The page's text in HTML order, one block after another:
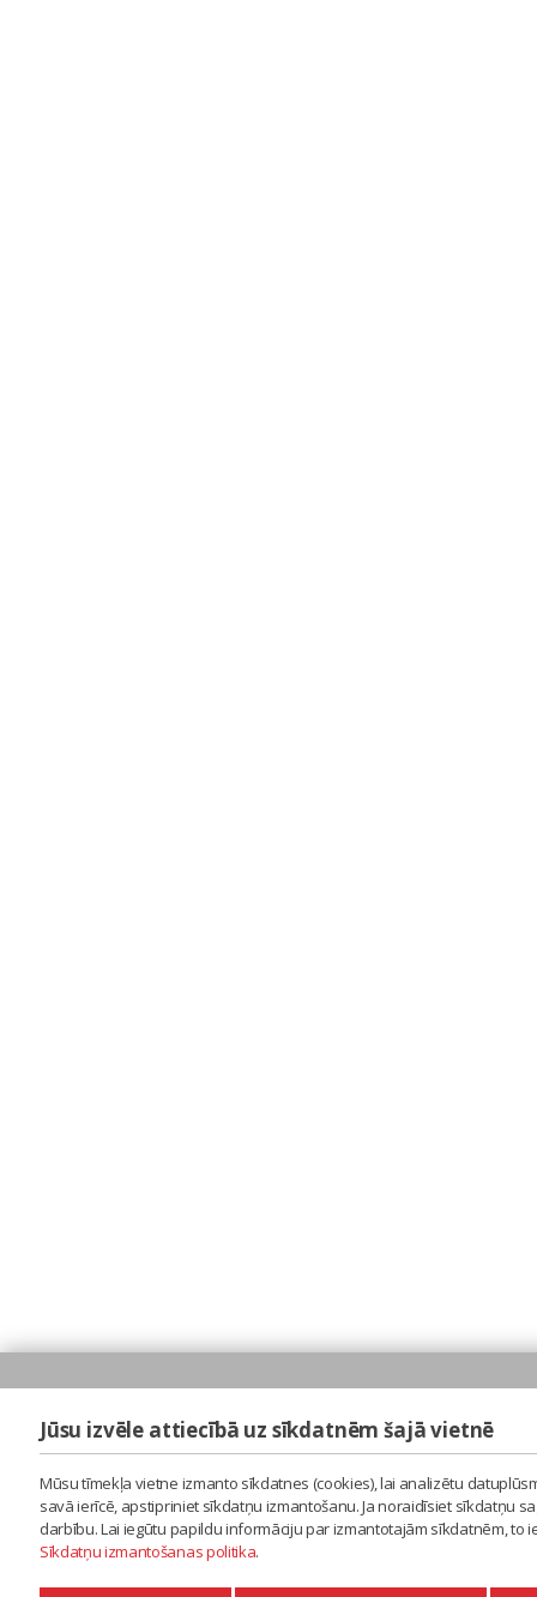
Jūsu izvēle attiecībā uz sīkdatnēm šajā vietnē
Mūsu tīmekļa vietne izmanto sīkdatnes (cookies), lai analizētu
savā ierīcē, apstipriniet sīkdatņu izmantošanu. Ja noraidīsiet sīkdatņu
darbību. Lai iegūtu papildu informāciju par izmantotajām sīkdatnēm,
Sīkdatņu izmantošanas politika.